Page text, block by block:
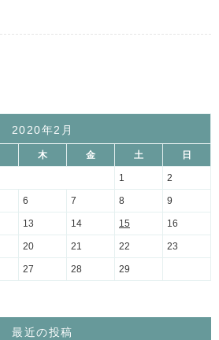
2020年2月
木 金 土 日
1 2
6 7 8 9
13 14 15 16
20 21 22 23
27 28 29
最近の投稿